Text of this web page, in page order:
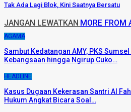
Tak Ada Lagi Blok, Kini Saatnya Bersatu
JANGAN LEWATKAN MORE FROM
AGAMA
Sambut Kedatangan AMY, PKS
Kebangsaan hingga Ngirup Cuko…
HEADLINE
Kasus Dugaan Kekerasan Santri Al
Hukum Angkat Bicara Soal…